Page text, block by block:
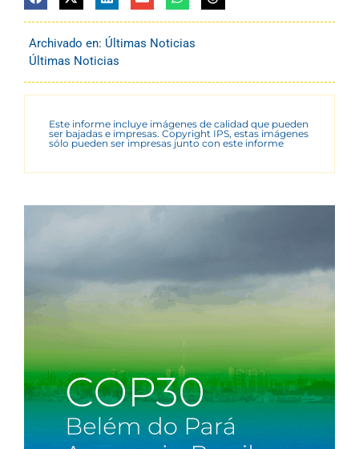
Archivado en: Últimas Noticias
Últimas Noticias
Este informe incluye imágenes de calidad que pueden
ser bajadas e impresas. Copyright IPS, estas imágenes
sólo pueden ser impresas junto con este informe